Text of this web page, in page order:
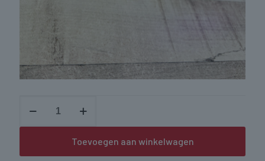
smoothie
Toevoegen aan winkelwagen